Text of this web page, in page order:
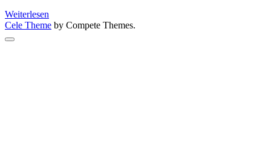
Weiterlesen
Objektive
Cele Theme by Compete Themes.
Scroll